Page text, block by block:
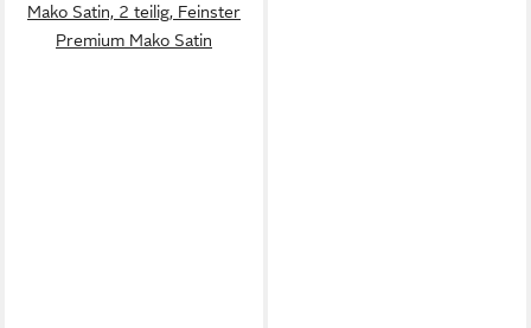
Mako Satin, 2 teilig, Feinster
Premium Mako Satin